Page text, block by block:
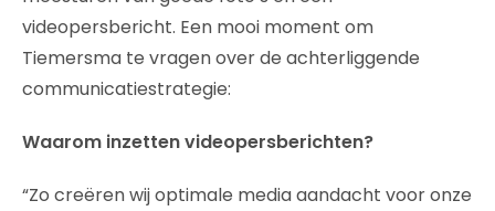
videopersbericht. Een mooi moment om
Tiemersma te vragen over de achterliggende
communicatiestrategie:
Waarom inzetten videopersberichten?
“Zo creëren wij optimale media aandacht voor onze